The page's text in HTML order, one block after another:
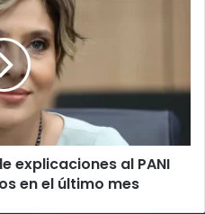
explicaciones al PANI
en el último mes